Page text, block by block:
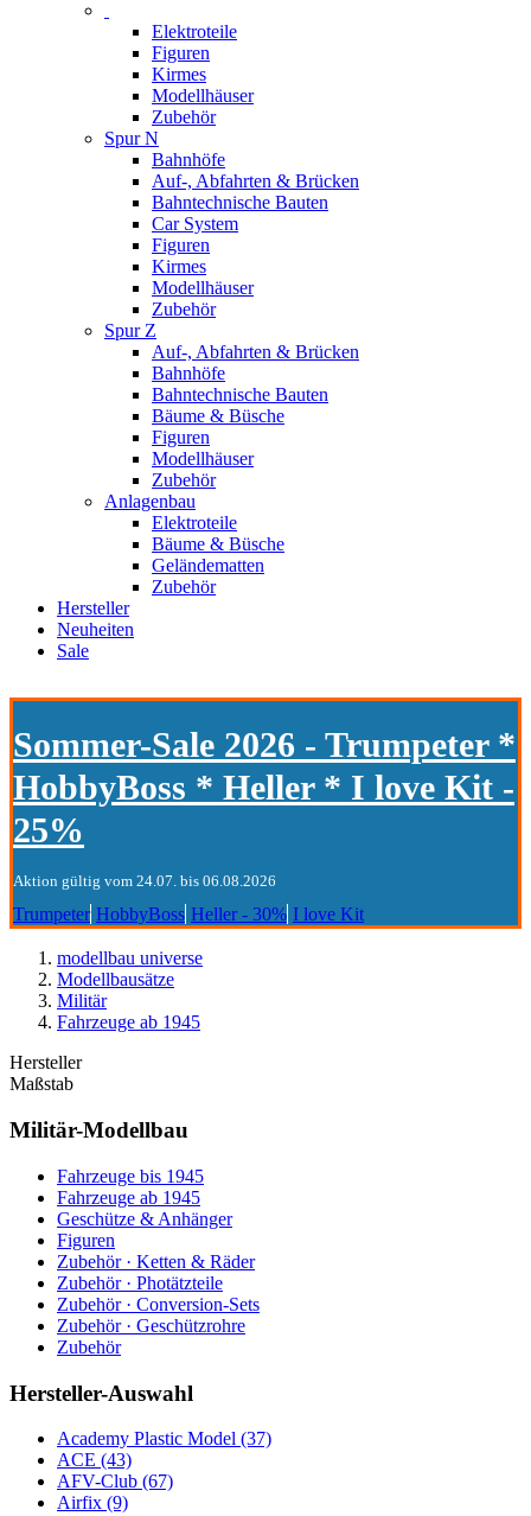
Elektroteile
Figuren
Kirmes
Modellhäuser
Zubehör
Spur N
Bahnhöfe
Auf-, Abfahrten & Brücken
Bahntechnische Bauten
Car System
Figuren
Kirmes
Modellhäuser
Zubehör
Spur Z
Auf-, Abfahrten & Brücken
Bahnhöfe
Bahntechnische Bauten
Bäume & Büsche
Figuren
Modellhäuser
Zubehör
Anlagenbau
Elektroteile
Bäume & Büsche
Geländematten
Zubehör
Hersteller
Neuheiten
Sale
Sommer-Sale 2026 - Trumpeter *
HobbyBoss * Heller * I love Kit -
25%
Aktion gültig vom 24.07. bis 06.08.2026
Trumpeter HobbyBoss Heller - 30% I love Kit
modellbau universe
Modellbausätze
Militär
Fahrzeuge ab 1945
Hersteller
Maßstab
Militär-Modellbau
Fahrzeuge bis 1945
Fahrzeuge ab 1945
Geschütze & Anhänger
Figuren
Zubehör · Ketten & Räder
Zubehör · Photätzteile
Zubehör · Conversion-Sets
Zubehör · Geschützrohre
Zubehör
Hersteller-Auswahl
Academy Plastic Model (37)
ACE (43)
AFV-Club (67)
Airfix (9)